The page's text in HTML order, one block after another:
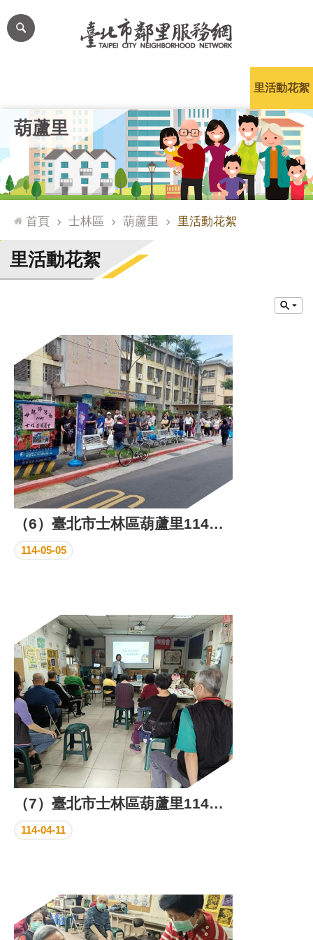
跳到主要內容區塊
網
站
台
通
臺
北
市
整
合
檢
索
系
統
文
化
局
產
里
界
說
臺
北
鄰
長
名
冊
葫蘆里
里活動花絮
首頁 士林區 葫蘆里 里活動花絮
里活動花絮
（6）臺北市士林區葫蘆里114年母親節活動
114-05-05
（7）臺北市士林區葫蘆里114年4月份里民活動場所成果照片
114-04-11